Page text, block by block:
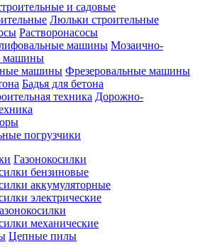
и садовые
Люльки строительные
Растворонасосы
Мозаично-
машины
Фрезеровальные машины
Бадья для бетона
Дорожно-
погрузчики
Газонокосилки
бензиновые
аккумуляторные
электрические
механические
Цепные пилы